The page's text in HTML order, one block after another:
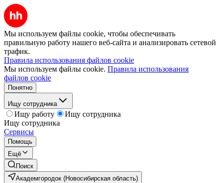
Мы используем файлы cookie, чтобы обеспечивать
правильную работу нашего веб-сайта и анализировать сетевой
трафик.
Правила использования файлов cookie
Мы используем файлы cookie. Правила использования
файлов cookie
Понятно
Ищу сотрудника
Ищу работу
Ищу сотрудника
Ищу сотрудника
Сервисы
Помощь
Ещё
Поиск
Академгородок (Новосибирская область)